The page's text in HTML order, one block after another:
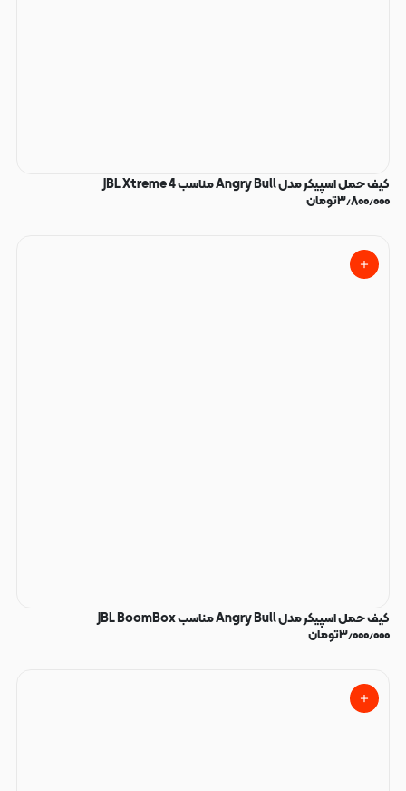
کیف حمل اسپیکر مدل Angry Bull مناسب JBL Xtreme 4
۳٫۸۰۰٫۰۰۰تومان
کیف حمل اسپیکر مدل Angry Bull مناسب JBL BoomBox
۳٫۰۰۰٫۰۰۰تومان